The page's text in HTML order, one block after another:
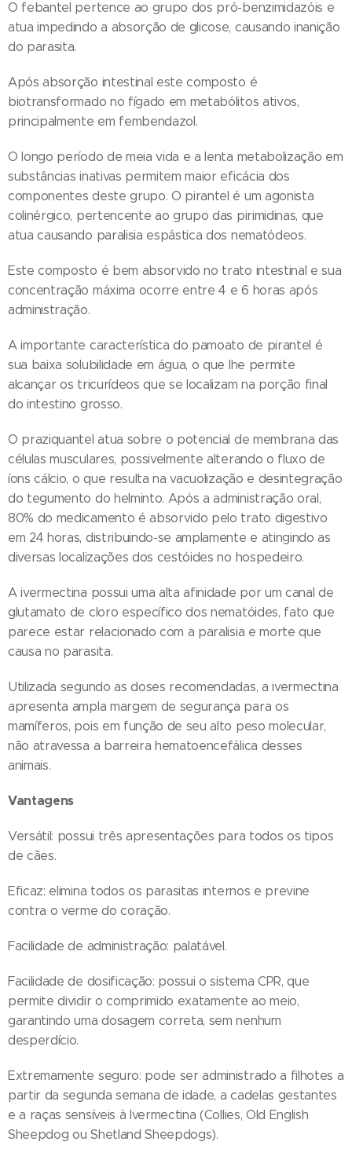
O febantel pertence ao grupo dos pró-benzimidazóis e
atua impedindo a absorção de glicose, causando inanição
do parasita.
Após absorção intestinal este composto é
biotransformado no fígado em metabólitos ativos,
principalmente em fembendazol.
O longo período de meia vida e a lenta metabolização em
substâncias inativas permitem maior eficácia dos
componentes deste grupo. O pirantel é um agonista
colinérgico, pertencente ao grupo das pirimidinas, que
atua causando paralisia espástica dos nematódeos.
Este composto é bem absorvido no trato intestinal e sua
concentração máxima ocorre entre 4 e 6 horas após
administração.
A importante característica do pamoato de pirantel é
sua baixa solubilidade em água, o que lhe permite
alcançar os tricurídeos que se localizam na porção final
do intestino grosso.
O praziquantel atua sobre o potencial de membrana das
células musculares, possivelmente alterando o fluxo de
íons cálcio, o que resulta na vacuolização e desintegração
do tegumento do helminto. Após a administração oral,
80% do medicamento é absorvido pelo trato digestivo
em 24 horas, distribuindo-se amplamente e atingindo as
diversas localizações dos cestóides no hospedeiro.
A ivermectina possui uma alta afinidade por um canal de
glutamato de cloro específico dos nematóides, fato que
parece estar relacionado com a paralisia e morte que
causa no parasita.
Utilizada segundo as doses recomendadas, a ivermectina
apresenta ampla margem de segurança para os
mamíferos, pois em função de seu alto peso molecular,
não atravessa a barreira hematoencefálica desses
animais.
Vantagens
Versátil: possui três apresentações para todos os tipos
de cães.
Eficaz: elimina todos os parasitas internos e previne
contra o verme do coração.
Facilidade de administração: palatável.
Facilidade de dosificação: possui o sistema CPR, que
permite dividir o comprimido exatamente ao meio,
garantindo uma dosagem correta, sem nenhum
desperdício.
Extremamente seguro: pode ser administrado a filhotes a
partir da segunda semana de idade, a cadelas gestantes
e a raças sensíveis à Ivermectina (Collies, Old English
Sheepdog ou Shetland Sheepdogs).